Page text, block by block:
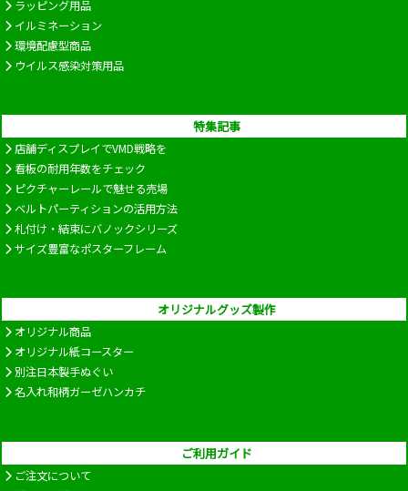
ラッピング用品
イルミネーション
環境配慮型商品
ウイルス感染対策用品
特集記事
店舗ディスプレイでVMD戦略を
看板の耐用年数をチェック
ピクチャーレールで魅せる売場
ベルトパーティションの活用方法
札付け・結束にバノックシリーズ
サイズ豊富なポスターフレーム
オリジナルグッズ製作
オリジナル商品
オリジナル紙コースター
別注日本製手ぬぐい
名入れ和柄ガーゼハンカチ
ご利用ガイド
ご注文について